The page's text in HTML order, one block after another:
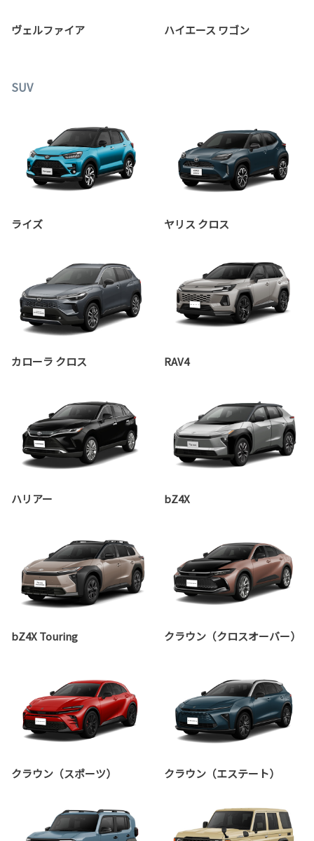
ヴェルファイア ハイエース ワゴン
SUV
ライズ ヤリス クロス
カローラ クロス RAV4
ハリアー bZ4X
bZ4X Touring クラウン（クロスオーバー）
クラウン（スポーツ） クラウン（エステート）